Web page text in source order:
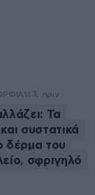
11 λ. πριν
Τα
συστατικά
δέρμα του
σφριγηλό